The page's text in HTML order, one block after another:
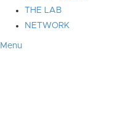
THE LAB
NETWORK
Menu